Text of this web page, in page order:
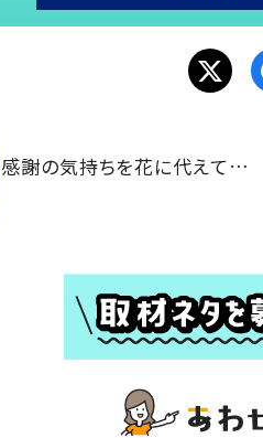
感謝の気持ちを花に代えて…